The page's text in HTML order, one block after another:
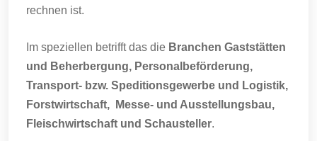
rechnen ist.
Im speziellen betrifft das die Branchen Gaststätten
und Beherbergung, Personalbeförderung,
Transport- bzw. Speditionsgewerbe und Logistik,
Forstwirtschaft, Messe- und Ausstellungsbau,
Fleischwirtschaft und Schausteller.